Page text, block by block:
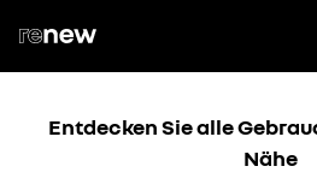
Entdecken Sie alle
Nähe